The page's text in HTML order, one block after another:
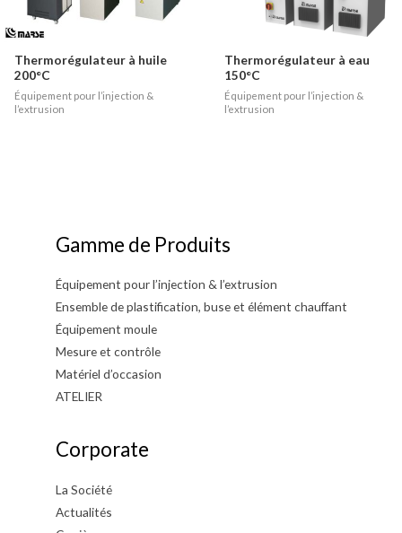
Thermorégulateur à huile
200°C
Équipement pour l’injection &
l’extrusion
Thermorégulateur à eau
150°C
Équipement pour l’injection &
l’extrusion
Gamme de Produits
Équipement pour l’injection & l’extrusion
Ensemble de plastification, buse et élément chauffant
Équipement moule
Mesure et contrôle
Matériel d’occasion
ATELIER
Corporate
La Société
Actualités